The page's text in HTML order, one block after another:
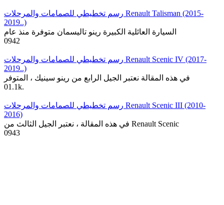
رسم تخطيطي للصمامات والمرحلات Renault Talisman (2015-
2019..)
السيارة العائلية الكبيرة رينو تاليسمان متوفرة منذ عام
0942
رسم تخطيطي للصمامات والمرحلات Renault Scenic IV (2017-
2019..)
في هذه المقالة نعتبر الجيل الرابع من رينو سينيك ، المتوفر
01.1k.
رسم تخطيطي للصمامات والمرحلات Renault Scenic III (2010-
2016)
في هذه المقالة ، نعتبر الجيل الثالث من Renault Scenic
0943